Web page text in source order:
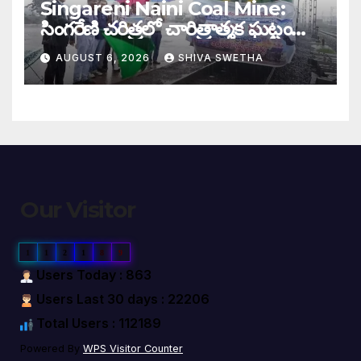
Singareni Naini Coal Mine:
సింగరేణి చరిత్రలో చారిత్రాత్మక ఘట్టం…
AUGUST 6, 2026 SHIVA SWETHA
1 1 2 1 8 9
Users Today : 863
Users Last 30 days : 22206
Total Users : 112189
Powered By WPS Visitor Counter